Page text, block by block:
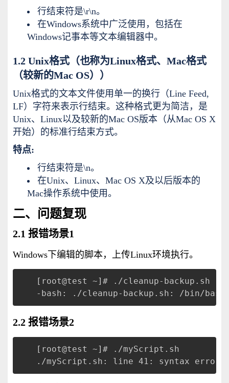
行结束符是\r\n。
在Windows系统中广泛使用，包括在
Windows记事本等文本编辑器中。
1.2 Unix格式（也称为Linux格式、Mac格式
（较新的Mac OS））
Unix格式的文本文件使用单一的换行（Line Feed,
LF）字符来表示行结束。这种格式更为简洁，是
Unix、Linux以及较新的Mac OS版本（从Mac OS X
开始）的标准行结束方式。
特点:
行结束符是\n。
在Unix、Linux、Mac OS X及以后版本的
Mac操作系统中使用。
二、问题复现
2.1 报错场景1
Windows下编辑的脚本，上传Linux环境执行。
[root@test ~]# ./cleanup-backup.sh
-bash: ./cleanup-backup.sh: /bin/
2.2 报错场景2
[root@test ~]# ./myScript.sh
./myScript.sh: line 41: syntax error: